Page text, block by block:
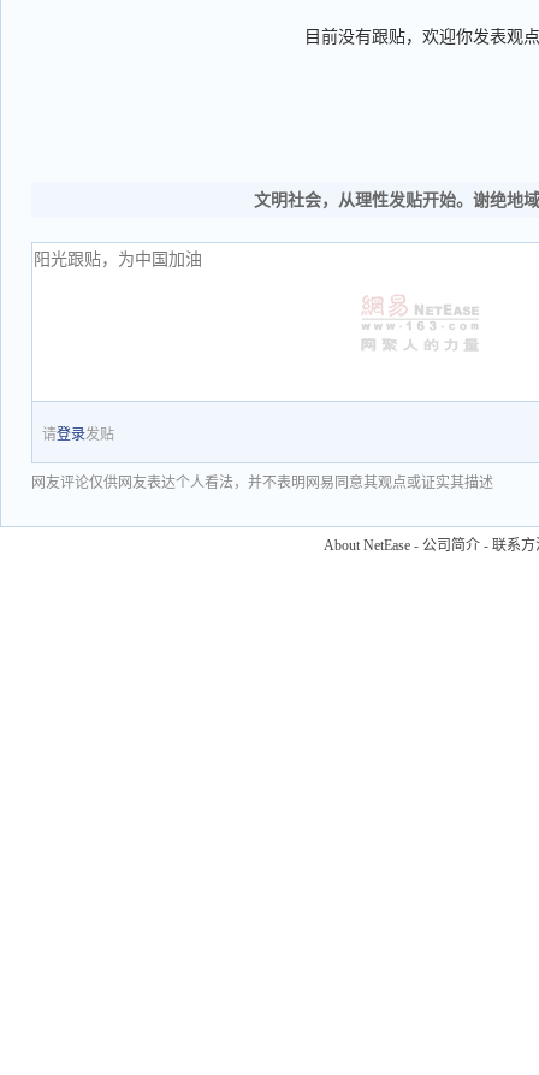
目前没有跟贴，欢迎你发表观点
文明社会，从理性发贴开始。谢绝地
请登录发贴
网友评论仅供网友表达个人看法，并不表明网易同意其观点或证实其描述
About NetEase - 公司简介 - 联系方